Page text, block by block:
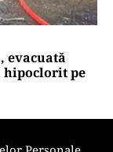
evacuată
hipoclorit pe